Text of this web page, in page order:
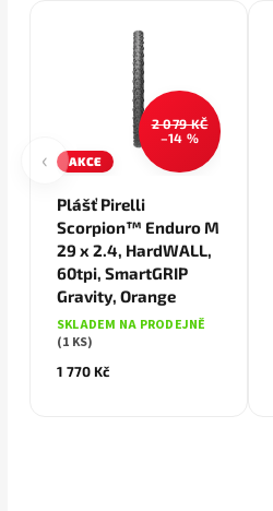
‹ AKCE
2 079 KČ
–14 %
Plášť Pirelli
Scorpion™ Enduro M
29 x 2.4, HardWALL,
60tpi, SmartGRIP
Gravity, Orange
SKLADEM NA PRODEJNĚ
(1 KS)
1 770 Kč